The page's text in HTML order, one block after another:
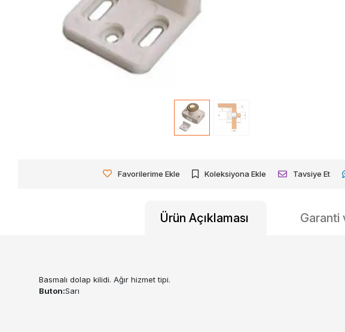
Favorilerime Ekle Koleksiyona Ekle Tavsiye Et
Ürün Açıklaması Garanti
Basmalı dolap kilidi. Ağır hizmet tipi.
Buton:Sarı